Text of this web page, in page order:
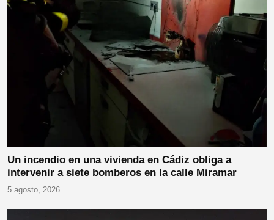
Un incendio en una vivienda en Cádiz obliga a
intervenir a siete bomberos en la calle Miramar
5 agosto, 2026